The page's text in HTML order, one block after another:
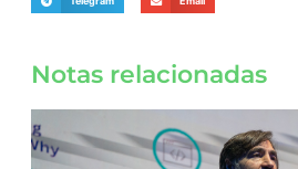
Notas relacionadas